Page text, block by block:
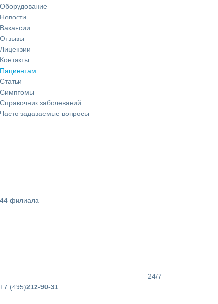
Оборудование
Новости
Вакансии
Отзывы
Лицензии
Контакты
Пациентам
Статьи
Симптомы
Справочник заболеваний
Часто задаваемые вопросы
44 филиала
24/7
+7 (495)212-90-31